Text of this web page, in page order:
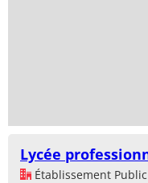
Lycée
Établissement Public